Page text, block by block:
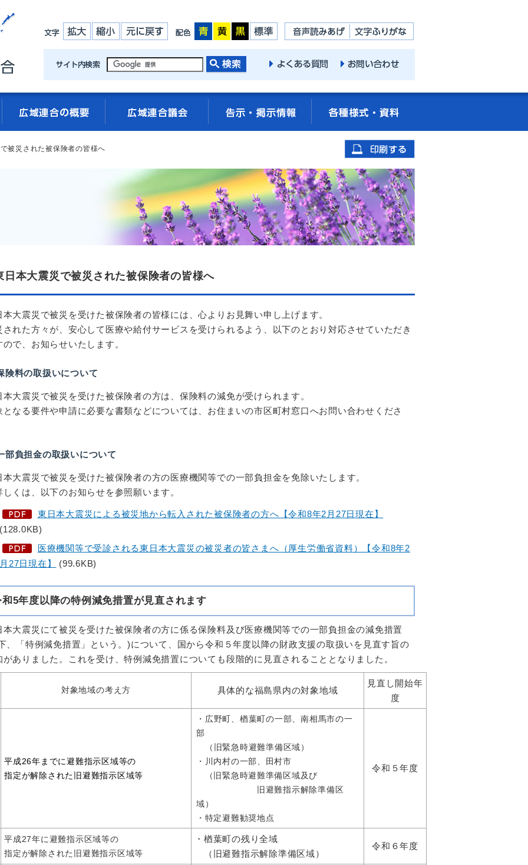
被災された被保険者の皆様へ
日本大震災で被災された被保険者の皆様へ
本大震災で被災を受けた被保険者の皆様には、心よりお見舞い申し上げます。
された方々が、安心して医療や給付サービスを受けられるよう、以下のとおり対応させていただき
ので、お知らせいたします。
険料の取扱いについて
本大震災で被災を受けた被保険者の方は、保険料の減免が受けられます。
となる要件や申請に必要な書類などについては、お住まいの市区町村窓口へお問い合わせくださ
部負担金の取扱いについて
本大震災で被災を受けた被保険者の方の医療機関等での一部負担金を免除いたします。
くは、以下のお知らせを参照願います。
東日本大震災による被災地から転入された被保険者の方へ【令和8年2月27日現在】
(128.0KB)
医療機関等で受診される東日本大震災の被災者の皆さまへ（厚生労働省資料）【令和8年2
月27日現在】
(99.6KB)
和5年度以降の特例減免措置が見直されます
本大震災にて被災を受けた被保険者の方に係る保険料及び医療機関等での一部負担金の減免措置
、「特例減免措置」という。)について、国から令和５年度以降の財政支援の取扱いを見直す旨の
がありました。これを受け、特例減免措置についても段階的に見直されることとなりました。
対象地域の考え方 具体的な福島県内の対象地域
見直し開始年
度
平成26年までに避難指示区域等の
指定が解除された旧避難指示区域等
・広野町、楢葉町の一部、南相馬市の一
部
（旧緊急時避難準備区域）
・川内村の一部、田村市
（旧緊急時避難準備区域及び
旧避難指示解除準備区
域）
・特定避難勧奨地点
令和５年度
平成27年に避難指示区域等の
指定が解除された旧避難指示区域等
・楢葉町の残り全域
（旧避難指示解除準備区域）
令和６年度